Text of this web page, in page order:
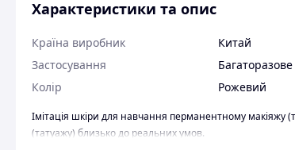
Характеристики та опис
Країна виробник
Китай
Застосування
Багаторазове
Колір
Рожевий
Імітація шкіри для навчання перманентному
(татуажу) близько до реальних умов.